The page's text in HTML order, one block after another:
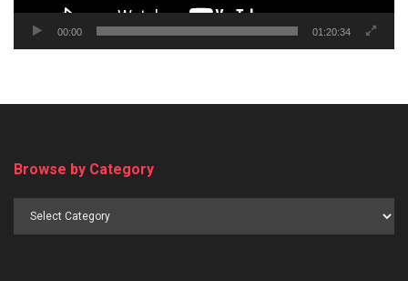
00:00 01:20:34
Browse by Category